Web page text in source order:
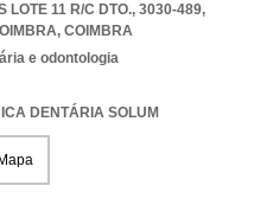
LOTE 11 R/C DTO., 3030-489,
, COIMBRA
e odontologia
DENTÁRIA SOLUM